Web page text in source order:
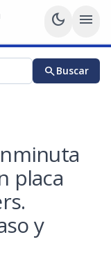
dark_mode menu
searchBuscar
placa
y